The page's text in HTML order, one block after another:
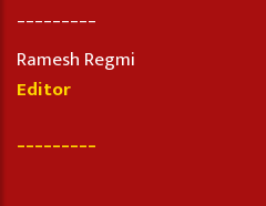
Ramesh Regmi
Editor
_________